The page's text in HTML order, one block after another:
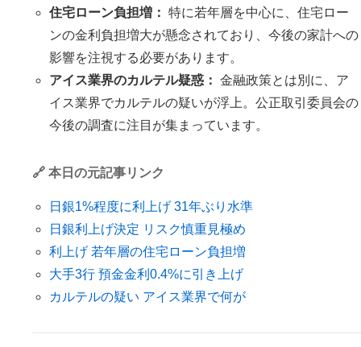
住宅ローン負担増： 特に若年層を中心に、住宅ロー
ンの金利負担増大が懸念されており、今後の家計への
影響を注視する必要があります。
アイス業界のカルテル疑惑： 金融政策とは別に、ア
イス業界でカルテルの疑いが浮上。公正取引委員会の
今後の調査に注目が集まっています。
🔗 本日の元記事リンク
日銀1%程度に利上げ 31年ぶり水準
日銀利上げ決定 リスク慎重見極め
利上げ 若年層の住宅ローン負担増
大手3行 預金金利0.4%に引き上げ
カルテルの疑い アイス業界で何が